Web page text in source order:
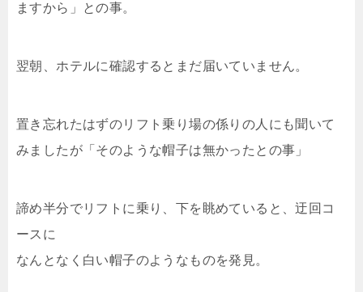
ますから」との事。
翌朝、ホテルに確認するとまだ届いていません。
置き忘れたはずのリフト乗り場の係りの人にも聞いて
みましたが「そのような帽子は無かったとの事」
諦め半分でリフトに乗り、下を眺めていると、迂回コ
ースに
なんとなく白い帽子のようなものを発見。